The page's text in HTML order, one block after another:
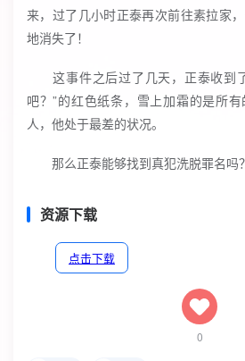
来，过了几小时正泰再次前往素拉家
地消失了！
这事件之后过了几天，正泰收到
吧？”的红色纸条，雪上加霜的是所
人，他处于最差的状况。
那么正泰能够找到真犯洗脱罪名吗？
资源下载
点击下载
0